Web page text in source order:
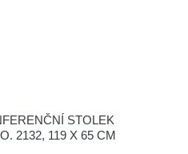
STOLEK
2132, 119 X 65 CM